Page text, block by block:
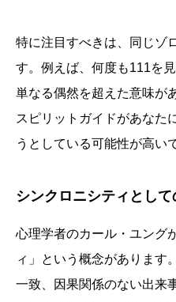
特に注目すべきは、同じゾ
す。例えば、何度も111を
単なる偶然を超えた意味が
スピリットガイドがあなた
うとしている可能性が高い
シンクロニシティとして
心理学者のカール・ユング
ィ」という概念があります
一致、因果関係のない出来